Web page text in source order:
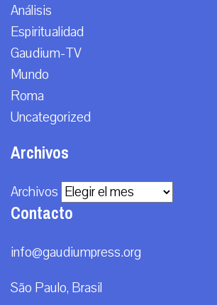
Análisis
Espiritualidad
Gaudium-TV
Mundo
Roma
Uncategorized
Archivos
Archivos
Contacto
info@gaudiumpress.org
São Paulo, Brasil